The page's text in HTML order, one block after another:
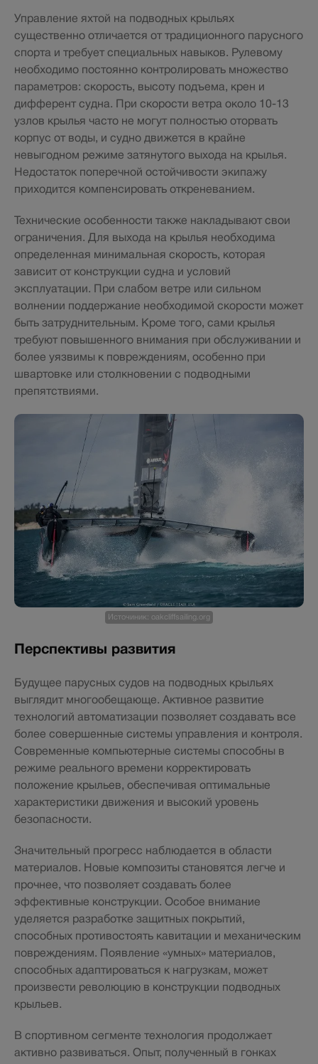
Управление яхтой на подводных крыльях
существенно отличается от традиционного парусного
спорта и требует специальных навыков. Рулевому
необходимо постоянно контролировать множество
параметров: скорость, высоту подъема, крен и
дифферент судна. При скорости ветра около 10-13
узлов крылья часто не могут полностью оторвать
корпус от воды, и судно движется в крайне
невыгодном режиме затянутого выхода на крылья.
Недостаток поперечной остойчивости экипажу
приходится компенсировать откреневанием.
Технические особенности также накладывают свои
ограничения. Для выхода на крылья необходима
определенная минимальная скорость, которая
зависит от конструкции судна и условий
эксплуатации. При слабом ветре или сильном
волнении поддержание необходимой скорости может
быть затруднительным. Кроме того, сами крылья
требуют повышенного внимания при обслуживании и
более уязвимы к повреждениям, особенно при
швартовке или столкновении с подводными
препятствиями.
Источиник: oakcliffsailing.org
Перспективы развития
Будущее парусных судов на подводных крыльях
выглядит многообещающе. Активное развитие
технологий автоматизации позволяет создавать все
более совершенные системы управления и контроля.
Современные компьютерные системы способны в
режиме реального времени корректировать
положение крыльев, обеспечивая оптимальные
характеристики движения и высокий уровень
безопасности.
Значительный прогресс наблюдается в области
материалов. Новые композиты становятся легче и
прочнее, что позволяет создавать более
эффективные конструкции. Особое внимание
уделяется разработке защитных покрытий,
способных противостоять кавитации и механическим
повреждениям. Появление «умных» материалов,
способных адаптироваться к нагрузкам, может
произвести революцию в конструкции подводных
крыльев.
В спортивном сегменте технология продолжает
активно развиваться. Опыт, полученный в гонках